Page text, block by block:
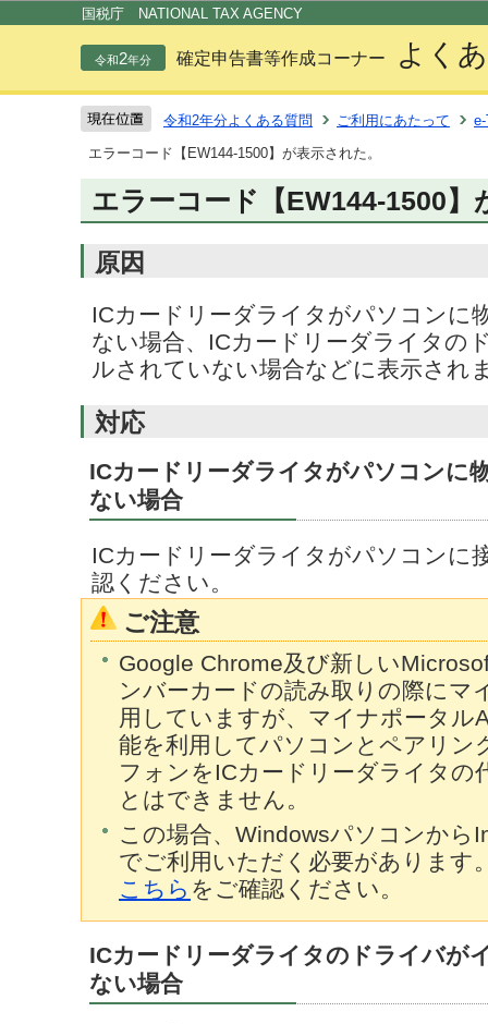
国税庁 NATIONAL TAX AGENCY
令和2年分 確定申告書等作成コーナー よく
令和2年分よくある質問 ご利用にあたって
エラーコード【EW144-1500】が表示された。
エラーコード【EW144-1500】
原因
ICカードリーダライタがパソコンに
ない場合、ICカードリーダライタの
ルされていない場合などに表示され
対応
ICカードリーダライタがパソコンに
ない場合
ICカードリーダライタがパソコンに
認ください。
ご注意
Google Chrome及び新しい
ンバーカードの読み取りの際にマ
用していますが、マイナポータル
能を利用してパソコンとペアリン
フォンをICカードリーダライタの
とはできません。
この場合、Windowsパソコンから
でご利用いただく必要があります
こちら をご確認ください。
ICカードリーダライタのドライバが
ない場合